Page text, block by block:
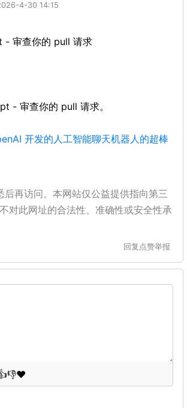
4-30 14:15
审查你的 pull 请求
- 审查你的 pull 请求。
开发的人工智能聊天机器人的超棒
后再访问。本网站仅公益提供指向第三
对此网址的合法性、准确性或安全性承
回复 点赞举报
👎❤️